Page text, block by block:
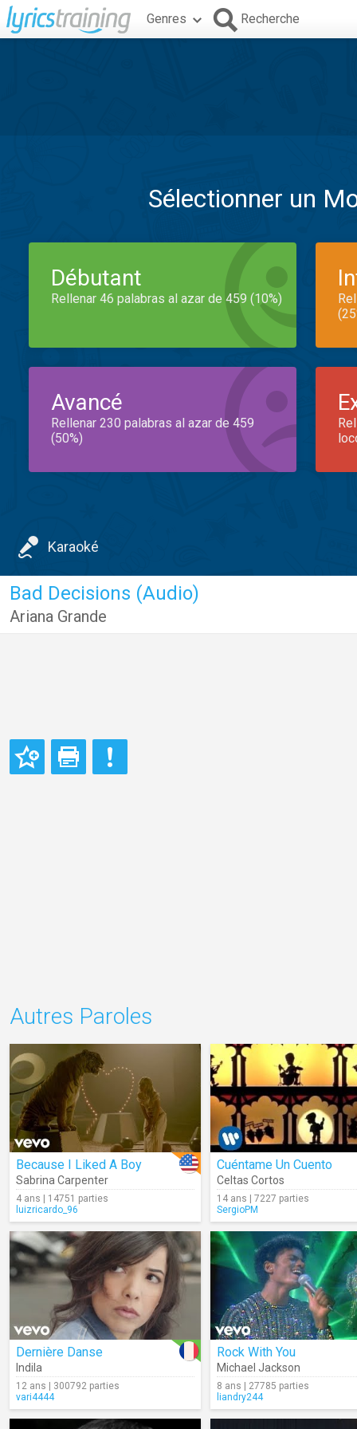
Genres Recherche
Sélectionner un
Débutant
Rellenar 46 palabras al azar de 459 (10%)
Avancé
Rellenar 230 palabras al azar de 459
(50%)
Karaoké
Bad Decisions (Audio)
Ariana Grande
Autres Paroles
Because I Liked A Boy
Sabrina Carpenter
4 ans | 14751 parties
luizricardo_96
Cuéntame Un Cuento
Celtas Cortos
14 ans | 7227 parties
SergioPM
Dernière Danse
Indila
12 ans | 300792 parties
vari4444
Rock With You
Michael Jackson
8 ans | 27785 parties
liandry244